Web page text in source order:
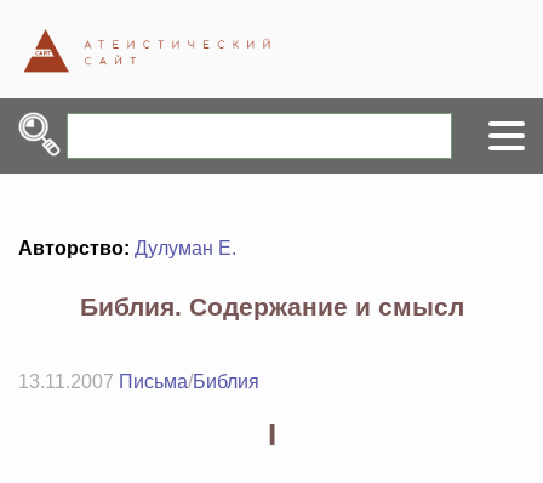
Авторство: Дулуман Е.
Библия. Содержание и смысл
13.11.2007 Письма/Библия
I